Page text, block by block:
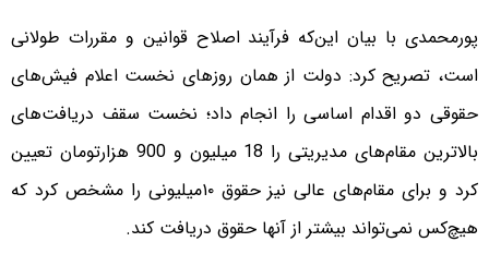
پورمحمدی با بیان این‌که فرآیند اصلاح قوانین و مقررات طولانی
است، تصریح کرد: دولت از همان روزهای نخست اعلام فیش‌های
حقوقی دو اقدام اساسی را انجام داد؛ نخست سقف دریافت‌های
بالاترین مقام‌های مدیریتی را 18 میلیون و 900 هزارتومان تعیین
کرد و برای مقام‌های عالی نیز حقوق ١٠میلیونی را مشخص کرد که
هیچ‌کس نمی‌تواند بیشتر از آنها حقوق دریافت کند.